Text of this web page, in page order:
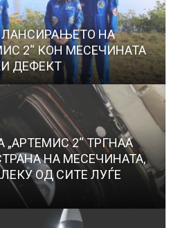
НА
2“ КОН МЕСЕЧИНАТА
ДЕФЕКТ
2“ ТРГНАА
НА МЕСЕЧИНАТА,
ОД СИТЕ ЛУЃЕ